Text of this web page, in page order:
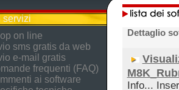
servizi
on line
sms gratis da web
e-mail gratis
frequenti (FAQ)
ai software
Dettaglio
Info...